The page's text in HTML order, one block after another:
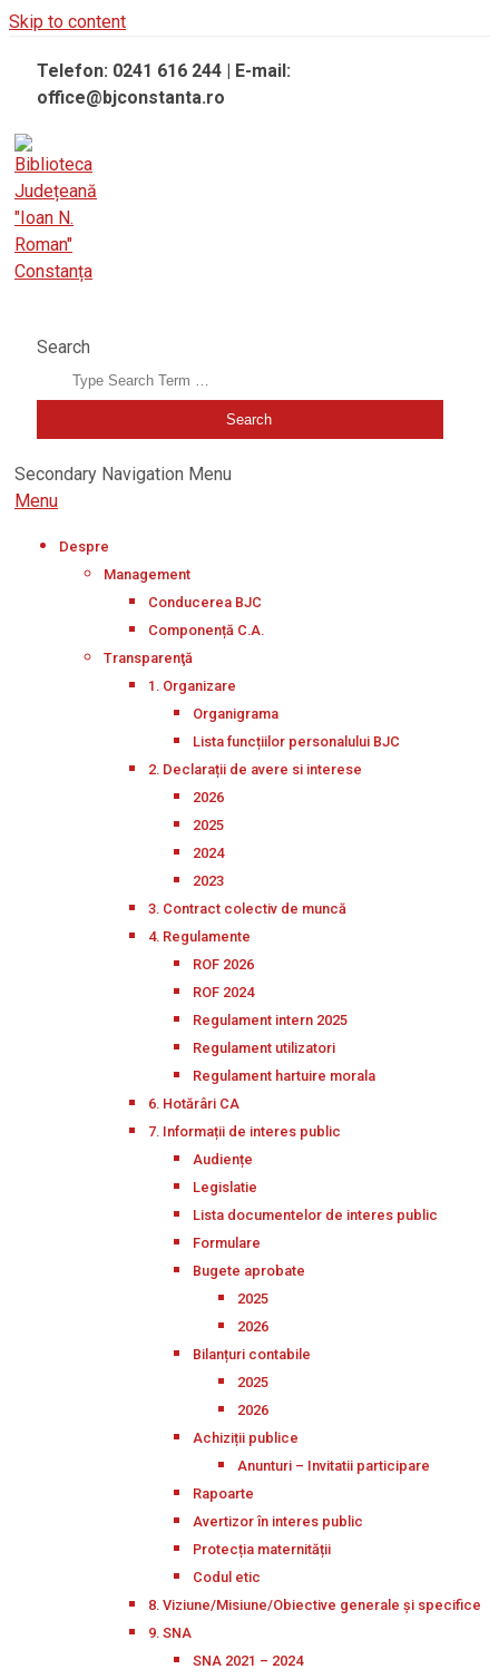
Skip to content
Telefon: 0241 616 244 | E-mail:
office@bjconstanta.ro
Search
Secondary Navigation Menu
Menu
Despre
Management
Conducerea BJC
Componență C.A.
Transparenţă
1. Organizare
Organigrama
Lista funcțiilor personalului BJC
2. Declarații de avere si interese
2026
2025
2024
2023
3. Contract colectiv de muncă
4. Regulamente
ROF 2026
ROF 2024
Regulament intern 2025
Regulament utilizatori
Regulament hartuire morala
6. Hotărâri CA
7. Informații de interes public
Audiențe
Legislatie
Lista documentelor de interes public
Formulare
Bugete aprobate
2025
2026
Bilanțuri contabile
2025
2026
Achiziții publice
Anunturi – Invitatii participare
Rapoarte
Avertizor în interes public
Protecția maternității
Codul etic
8. Viziune/Misiune/Obiective generale și specifice
9. SNA
SNA 2021 – 2024